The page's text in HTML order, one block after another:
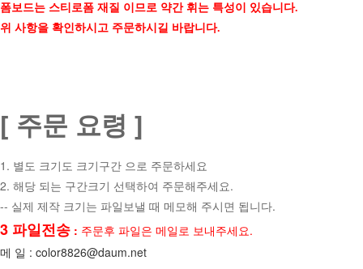
폼보드는 스티로폼 재질 이므로 약간 휘는 특성이 있습니다.
위 사항을 확인하시고 주문하시길 바랍니다.
[ 주문 요령 ]
1. 별도 크기도 크기구간 으로 주문하세요
2. 해당 되는 구간크기 선택하여 주문해주세요.
-- 실제 제작 크기는 파일보낼 때 메모해 주시면 됩니다.
3 파일전송 : 주문후 파일은 메일로 보내주세요.
메 일 : color8826@daum.net